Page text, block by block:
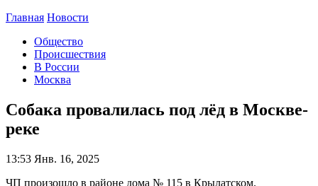
Главная Новости
Общество
Происшествия
В России
Москва
Собака провалилась под лёд в Москве-
реке
13:53 Янв. 16, 2025
ЧП произошло в районе дома № 115 в Крылатском.